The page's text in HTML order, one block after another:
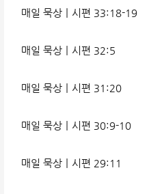
매일 묵상ㅣ시편 33:18-19
매일 묵상ㅣ시편 32:5
매일 묵상ㅣ시편 31:20
매일 묵상ㅣ시편 30:9-10
매일 묵상ㅣ시편 29:11